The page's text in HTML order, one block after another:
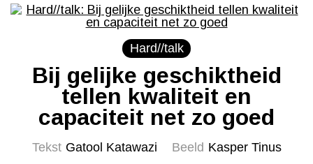
Hard//talk
Bij gelijke geschiktheid
tellen kwaliteit en
capaciteit net zo goed
Tekst Gatool Katawazi Beeld Kasper Tinus